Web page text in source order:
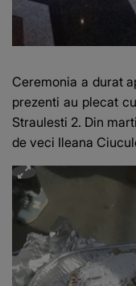
Ceremonia a durat
prezenti au plecat
Straulesti 2. Din
de veci Ileana